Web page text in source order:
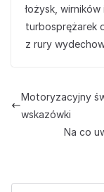
łożysk,
turbosprężarek
z rury
Motoryzacyjny
wskazówki
Na co